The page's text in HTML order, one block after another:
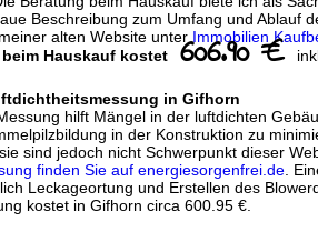
Beschreibung zum Umfang und Ablauf
alten Website unter Immobilien
Hauskauf kostet606.90 €
in Gifhorn
hilft Mängel in der luftdichten
in der Konstruktion zu
sind jedoch nicht Schwerpunkt dieser
finden Sie auf energiesorgenfrei.de .
Leckageortung und Erstellen des
kostet in Gifhorn circa 600.95 €.